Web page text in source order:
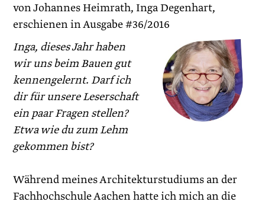
von Johannes Heimrath, Inga Degenhart,
erschienen in Ausgabe #36/2016
Inga, dieses Jahr haben
wir uns beim Bauen gut
kennengelernt. Darf ich
dir für unsere Leser­schaft
ein paar Fragen stellen?
Etwa wie du zum Lehm
gekommen bist?
Während meines Architekturstudiums an der
Fachhochschule Aachen hatte ich mich an die